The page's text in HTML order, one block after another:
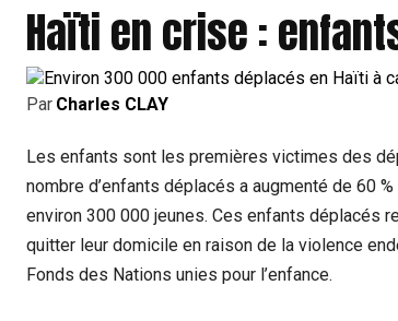
Haïti en crise :
Par Charles CLAY
Les enfants sont les premières victimes des
nombre d’enfants déplacés a augmenté de 60
environ 300 000 jeunes. Ces enfants déplacés
quitter leur domicile en raison de la violence
Fonds des Nations unies pour l’enfance.